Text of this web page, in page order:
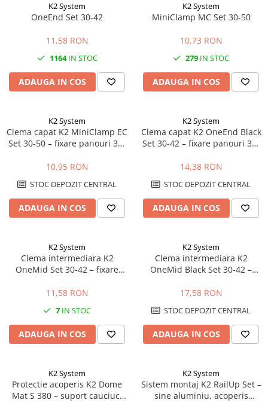
K2 System
OneEnd Set 30-42
11,58 RON
1164IN STOC
ADAUGA IN COS
K2 System
MiniClamp MC Set 30-50
10,73 RON
279 IN STOC
ADAUGA IN COS
K2 System
Clema capat K2 MiniClamp EC
Set 30-50 – fixare panouri 30-
10,95 RON
STOC DEPOZIT CENTRAL
ADAUGA IN COS
K2 System
Clema capat K2 OneEnd Black
Set 30-42 – fixare panouri 30-
14,38 RON
STOC DEPOZIT CENTRAL
ADAUGA IN COS
K2 System
Clema intermediara K2
OneMid Set 30-42 – fixare
11,58 RON
7 IN STOC
ADAUGA IN COS
K2 System
Clema intermediara K2
OneMid Black Set 30-42 –
negru
17,58 RON
STOC DEPOZIT CENTRAL
ADAUGA IN COS
K2 System
Protectie acoperis K2 Dome
Mat S 380 – suport cauciuc,
K2 System
Sistem montaj K2 RailUp Set –
sine aluminiu, acoperis